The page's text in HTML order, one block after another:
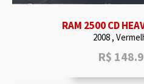
RAM 2500 CD
2008 ,
R$